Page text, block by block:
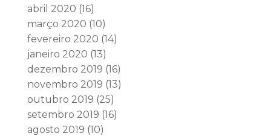
abril 2020 (16)
março 2020 (10)
fevereiro 2020 (14)
janeiro 2020 (13)
dezembro 2019 (16)
novembro 2019 (13)
outubro 2019 (25)
setembro 2019 (16)
agosto 2019 (10)